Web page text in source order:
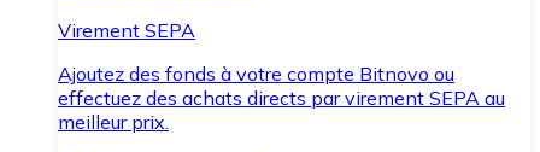
Virement SEPA
Ajoutez des fonds à votre compte Bitnovo ou
effectuez des achats directs par virement SEPA au
meilleur prix.